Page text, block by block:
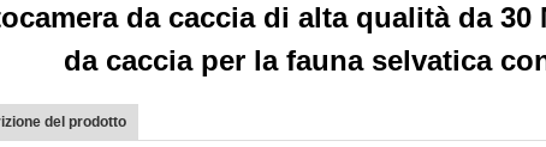
da caccia di alta qualità da 30
da caccia per la fauna selvatica
del prodotto